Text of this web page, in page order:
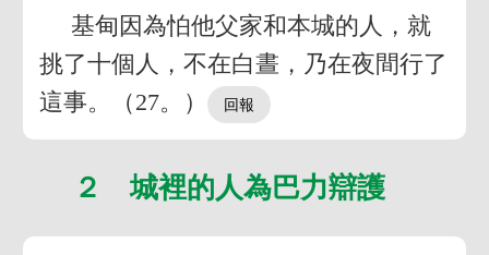
基甸因為怕他父家和本城的人，就
挑了十個人，不在白晝，乃在夜間行了
這事。（27。）
２ 城裡的人為巴力辯護